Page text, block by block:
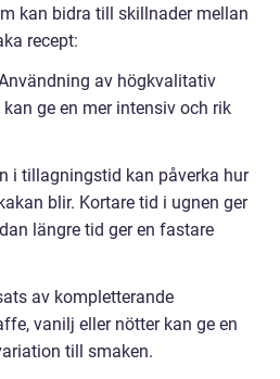
kan bidra till skillnader mellan
recept:
av högkvalitativ
ge en mer intensiv och rik
i tillagningstid kan påverka hur
blir. Kortare tid i ugnen ger
längre tid ger en fastare
av kompletterande
vanilj eller nötter kan ge en
till smaken.